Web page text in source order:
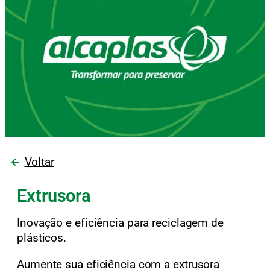
Voltar
Extrusora
Inovação e eficiência para reciclagem de
plásticos.
Aumente sua eficiência com a extrusora